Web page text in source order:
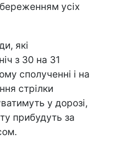
усіх
які
з 30 на 31
сполученні і на
стрілки
у дорозі,
прибудуть за